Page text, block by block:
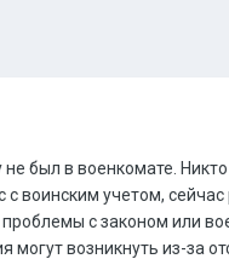
был в военкомате.
воинским учетом,
с законом или
возникнуть из-за